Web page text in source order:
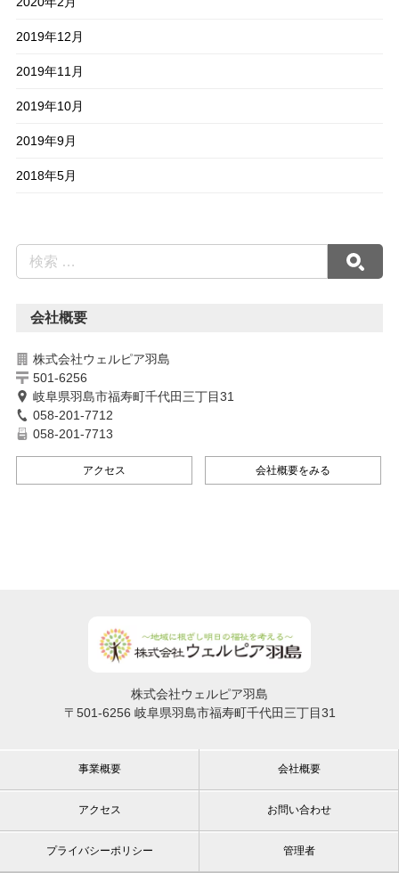
2019年12月
2019年11月
2019年10月
2019年9月
2018年5月
会社概要
株式会社ウェルピア羽島
501-6256
岐阜県羽島市福寿町千代田三丁目31
058-201-7712
058-201-7713
アクセス 会社概要をみる
株式会社ウェルピア羽島
〒501-6256 岐阜県羽島市福寿町千代田三丁目31
事業概要 会社概要
アクセス お問い合わせ
プライバシーポリシー 管理者